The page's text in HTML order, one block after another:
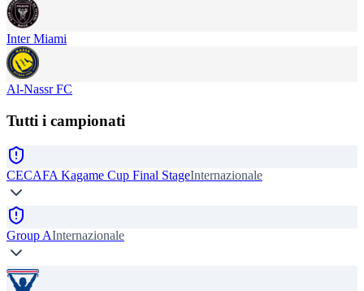
Inter Miami
Al-Nassr FC
Tutti i campionati
CECAFA Kagame Cup Final StageInternazionale
Group AInternazionale